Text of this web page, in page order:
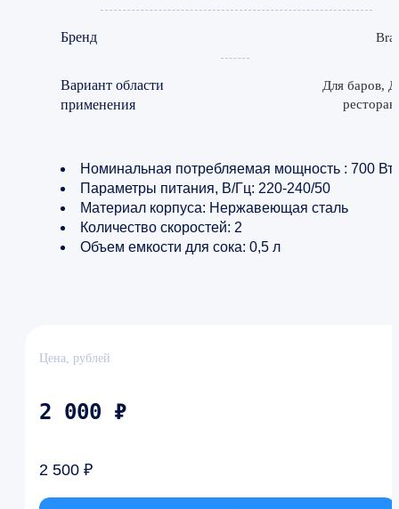
Бренд
Вариант области
применения
Для баров,
Номинальная потребляемая мощность : 700 Вт
Параметры питания, В/Гц: 220-240/50
Материал корпуса: Нержавеющая сталь
Количество скоростей: 2
Объем емкости для сока: 0,5 л
Цена, рублей
2 000 ₽
2 500 ₽